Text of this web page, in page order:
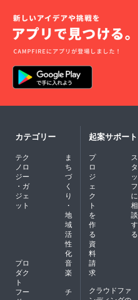
と思います！ 目標を達成さ
せていただいたにも関わら
ず、さらに支援を募るなん
て欲張りだ！と言われてし
まうかもしれません。 しか
し、僕はヘッドコーチの立
というのが本音です。 引き
続き応援のシェア・ご支援
をよろしくお願い致しま
す！
カテゴリー
テク
ノロ
ジー
・ガ
ジェ
ット
ま
ち
づ
く
り
・
地
域
活
性
化
プロ
ダク
ト
音
楽
フー
チ
起案サポート
プ
ロ
ジ
ェ
ク
ト
を
作
る
ス
タ
ッ
フ
に
相
談
す
る
資
料
請
求
クラウドファ